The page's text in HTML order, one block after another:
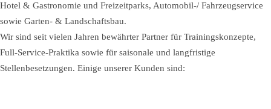
Hotel & Gastronomie und Freizeitparks, Automobil-/ Fahrzeugservice
sowie Garten- & Landschaftsbau.
Wir sind seit vielen Jahren bewährter Partner für Trainingskonzepte,
Full-Service-Praktika sowie für saisonale und langfristige
Stellenbesetzungen. Einige unserer Kunden sind: